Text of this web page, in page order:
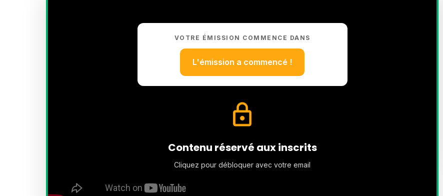
VOTRE ÉMISSION COMMENCE DANS
L'émission a commencé !
Contenu réservé aux inscrits
Cliquez pour débloquer avec votre email